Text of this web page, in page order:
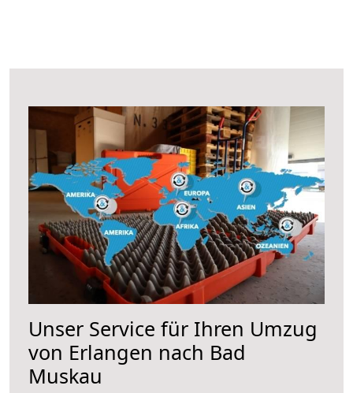
Unser Service für Ihren Umzug
von Erlangen nach Bad
Muskau